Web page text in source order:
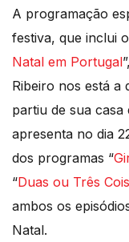
A programação
festiva, que inclui
Natal em Portugal
Ribeiro nos está a
partiu de sua
apresenta no dia
dos programas “
“Duas ou Três
ambos os
Natal.